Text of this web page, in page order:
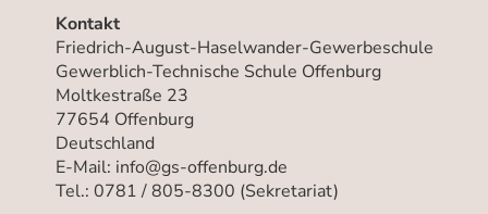
Kontakt
Friedrich-August-Haselwander-Gewerbeschule
Gewerblich-Technische Schule Offenburg
Moltkestraße 23
77654 Offenburg
Deutschland
E-Mail: info@gs-offenburg.de
Tel.: 0781 / 805-8300 (Sekretariat)